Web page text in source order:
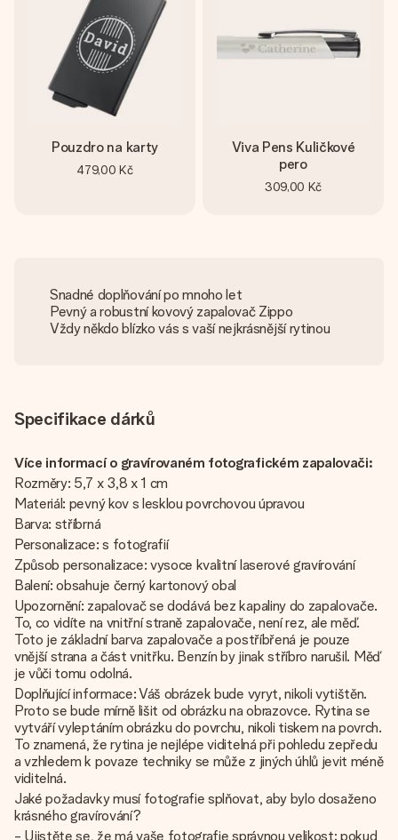
Pouzdro na karty
479,00 Kč
Viva Pens Kuličkové
pero
309,00 Kč
Snadné doplňování po mnoho let
Pevný a robustní kovový zapalovač Zippo
Vždy někdo blízko vás s vaší nejkrásnější rytinou
Specifikace dárků
Více informací o gravírovaném fotografickém zapalovači:
Rozměry: 5,7 x 3,8 x 1 cm
Materiál: pevný kov s lesklou povrchovou úpravou
Barva: stříbrná
Personalizace: s fotografií
Způsob personalizace: vysoce kvalitní laserové gravírování
Balení: obsahuje černý kartonový obal
Upozornění: zapalovač se dodává bez kapaliny do zapalovače.
To, co vidíte na vnitřní straně zapalovače, není rez, ale měď.
Toto je základní barva zapalovače a postříbřená je pouze
vnější strana a část vnitřku. Benzín by jinak stříbro narušil. Měď
je vůči tomu odolná.
Doplňující informace: Váš obrázek bude vyryt, nikoli vytištěn.
Proto se bude mírně lišit od obrázku na obrazovce. Rytina se
vytváří vyleptáním obrázku do povrchu, nikoli tiskem na povrch.
To znamená, že rytina je nejlépe viditelná při pohledu zepředu
a vzhledem k povaze techniky se může z jiných úhlů jevit méně
viditelná.
Jaké požadavky musí fotografie splňovat, aby bylo dosaženo
krásného gravírování?
- Ujistěte se, že má vaše fotografie správnou velikost; pokud